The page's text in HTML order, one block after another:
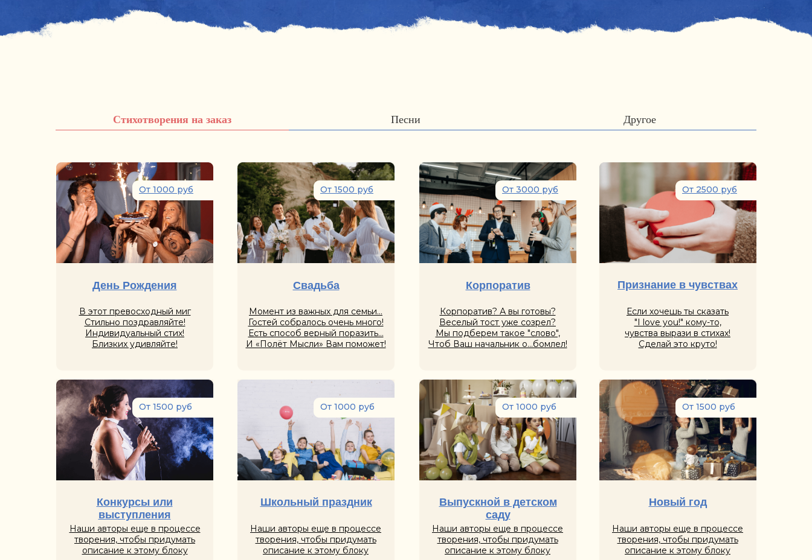
Стихотворения на заказ Песни Другое
Свадьба
Момент из важных для семьи...
Гостей собралось очень много!
Есть способ верный поразить...
И «Полёт Мысли» Вам поможет!
Корпоратив
Корпоратив? А вы готовы?
Веселый тост уже созрел?
Мы подберем такое "слово",
Чтоб Ваш начальник о...бомлел!
День Рождения
В этот превосходный миг
Стильно поздравляйте!
Индивидуальный стих!
Близких удивляйте!
Признание в чувствах
Если хочешь ты сказать
"I love you!" кому-то,
чувства вырази в стихах!
Сделай это круто!
От 1000 руб От 1500 руб От 3000 руб От 2500 руб
Школьный праздник
Наши авторы еще в процессе
творения, чтобы придумать
описание к этому блоку
Выпускной в детском
саду
Наши авторы еще в процессе
творения, чтобы придумать
описание к этому блоку
Конкурсы или
выступления
Наши авторы еще в процессе
творения, чтобы придумать
описание к этому блоку
Новый год
Наши авторы еще в процессе
творения, чтобы придумать
описание к этому блоку
От 1500 руб От 1000 руб От 1000 руб От 1500 руб